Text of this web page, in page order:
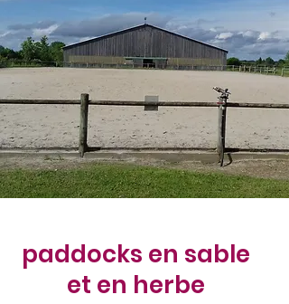
paddocks en sable
et en herbe